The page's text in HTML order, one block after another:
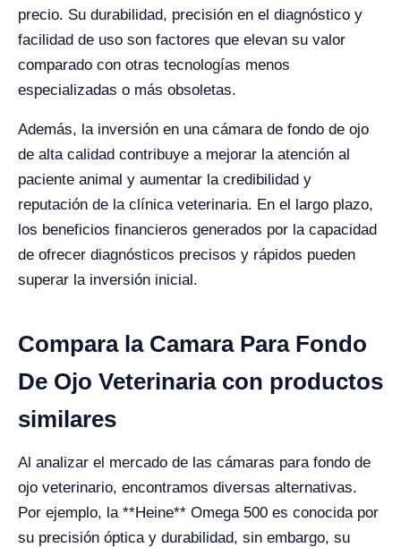
precio. Su durabilidad, precisión en el diagnóstico y
facilidad de uso son factores que elevan su valor
comparado con otras tecnologías menos
especializadas o más obsoletas.
Además, la inversión en una cámara de fondo de ojo
de alta calidad contribuye a mejorar la atención al
paciente animal y aumentar la credibilidad y
reputación de la clínica veterinaria. En el largo plazo,
los beneficios financieros generados por la capacidad
de ofrecer diagnósticos precisos y rápidos pueden
superar la inversión inicial.
Compara la Camara Para Fondo
De Ojo Veterinaria con productos
similares
Al analizar el mercado de las cámaras para fondo de
ojo veterinario, encontramos diversas alternativas.
Por ejemplo, la **Heine** Omega 500 es conocida por
su precisión óptica y durabilidad, sin embargo, su